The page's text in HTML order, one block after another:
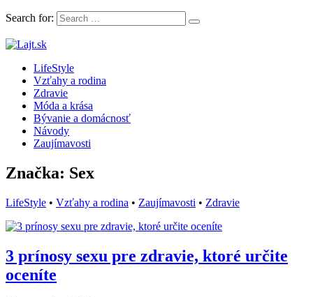
Search for:
Lajt.sk
LifeStyle magazín plný článkov, rád a inšpirácii
LifeStyle
Vzťahy a rodina
Zdravie
Móda a krása
Bývanie a domácnosť
Návody
Zaujímavosti
Značka: Sex
LifeStyle • Vzťahy a rodina • Zaujímavosti • Zdravie
3 prínosy sexu pre zdravie, ktoré určite
oceníte